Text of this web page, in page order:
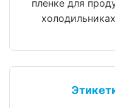
пленке для